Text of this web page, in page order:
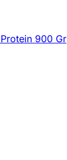
900 Gr